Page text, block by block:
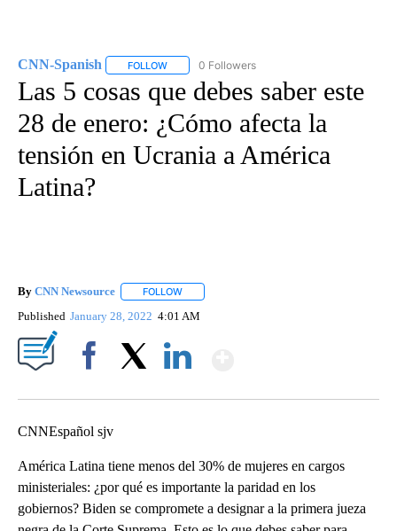
CNN-Spanish FOLLOW FOLLOW "CNN-SPANISH" TO RECEIVE
0 Followers
Las 5 cosas que debes saber este
28 de enero: ¿Cómo afecta la
tensión en Ucrania a América
Latina?
By CNN Newsource FOLLOW
Published January 28, 2022 4:01 AM
CNNEspañol sjv
América Latina tiene menos del 30% de mujeres en cargos
ministeriales: ¿por qué es importante la paridad en los
gobiernos? Biden se compromete a designar a la primera jueza